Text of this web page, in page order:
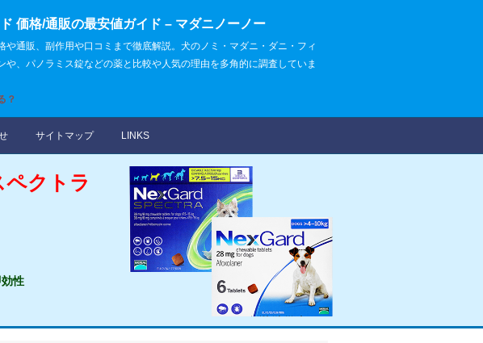
価格/通販の最安値ガイド – マダニノーノー
通販、副作用や口コミまで徹底解説。犬のノミ・マダニ・ダニ・フィ
、パノラミス錠などの薬と比較や人気の理由を多角的に調査していま
？
スキップ
サイトマップ LINKS
クトラ
性